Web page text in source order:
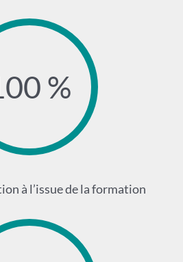
%
à l’issue de la formation